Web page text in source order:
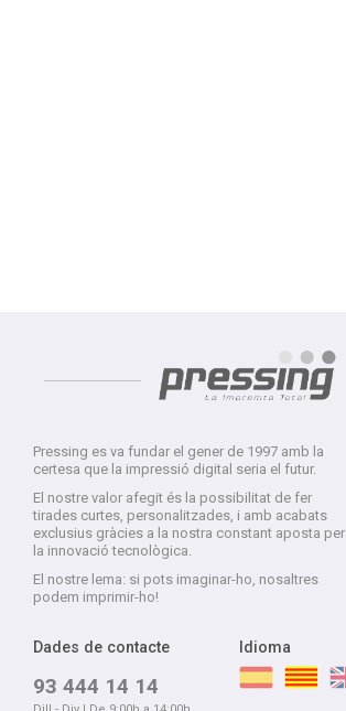
Pressing es va fundar el gener de 1997 amb la
certesa que la impressió digital seria el futur.
El nostre valor afegit és la possibilitat de fer
tirades curtes, personalitzades, i amb acabats
exclusius gràcies a la nostra constant aposta per
la innovació tecnològica.
El nostre lema: si pots imaginar-ho, nosaltres
podem imprimir-ho!
Dades de contacte
93 444 14 14
Idioma